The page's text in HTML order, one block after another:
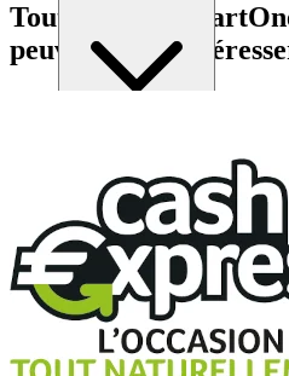
Tout comme
peuvent vous